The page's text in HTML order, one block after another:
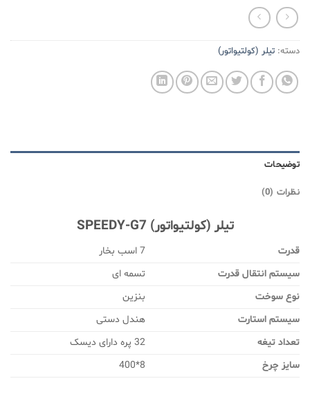
دسته: تیلر (کولتیواتور)
توضیحات
نظرات (0)
تیلر (کولتیواتور) SPEEDY-G7
قدرت
7 اسب بخار
سیستم انتقال قدرت
تسمه ای
نوع سوخت
بنزین
سیستم استارت
هندل دستی
تعداد تیغه
32 پره دارای دیسک
سایز چرخ
8*400